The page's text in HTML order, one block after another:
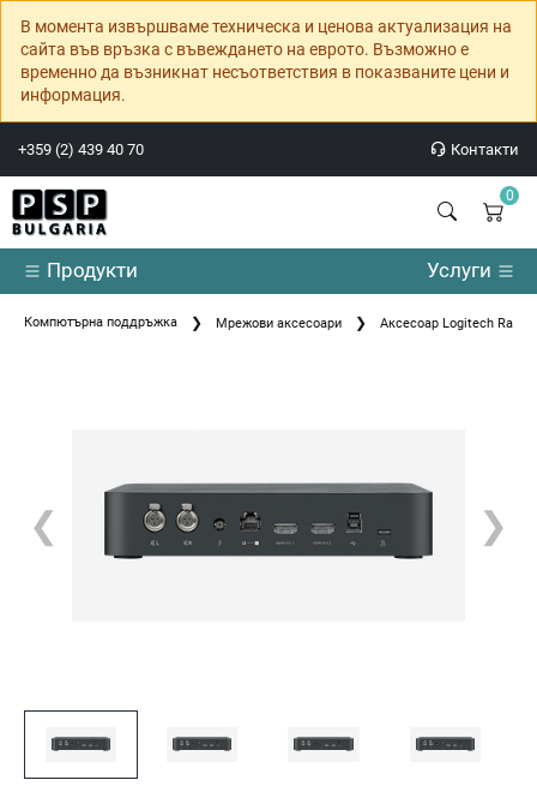
В момента извършваме техническа и ценова актуализация на
сайта във връзка с въвеждането на еврото. Възможно е
временно да възникнат несъответствия в показваните цени и
информация.
+359 (2) 439 40 70 Контакти
0
Продукти Услуги
Компютърна поддръжка Мрежови аксесоари Аксесоар Logitech Rally
❮ ❯